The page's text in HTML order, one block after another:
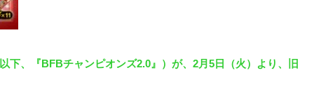
、『BFBチャンピオンズ2.0』）が、2月5日（火）より、旧